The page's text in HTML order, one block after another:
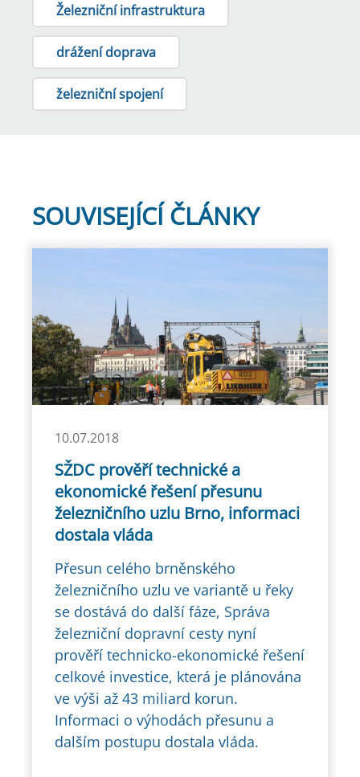
Železniční infrastruktura
drážení doprava
železniční spojení
SOUVISEJÍCÍ ČLÁNKY
10.07.2018
SŽDC prověří technické a
ekonomické řešení přesunu
železničního uzlu Brno, informaci
dostala vláda
Přesun celého brněnského
železničního uzlu ve variantě u řeky
se dostává do další fáze, Správa
železniční dopravní cesty nyní
prověří technicko-ekonomické řešení
celkové investice, která je plánována
ve výši až 43 miliard korun.
Informaci o výhodách přesunu a
dalším postupu dostala vláda.